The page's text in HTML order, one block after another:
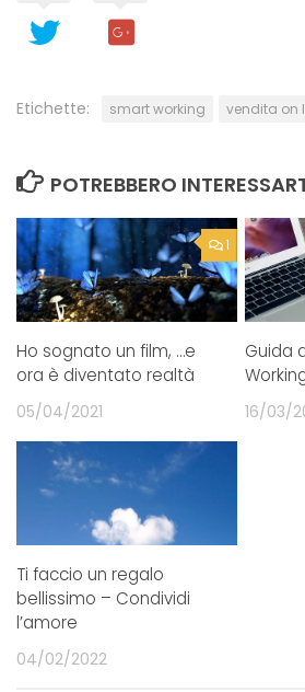
Etichette: smart working vendita on
POTREBBERO
1
Ho sognato un film, …e
ora è diventato realtà
05/04/2021
Guida
16/03/
Ti faccio un regalo
bellissimo – Condividi
l’amore
04/02/2022